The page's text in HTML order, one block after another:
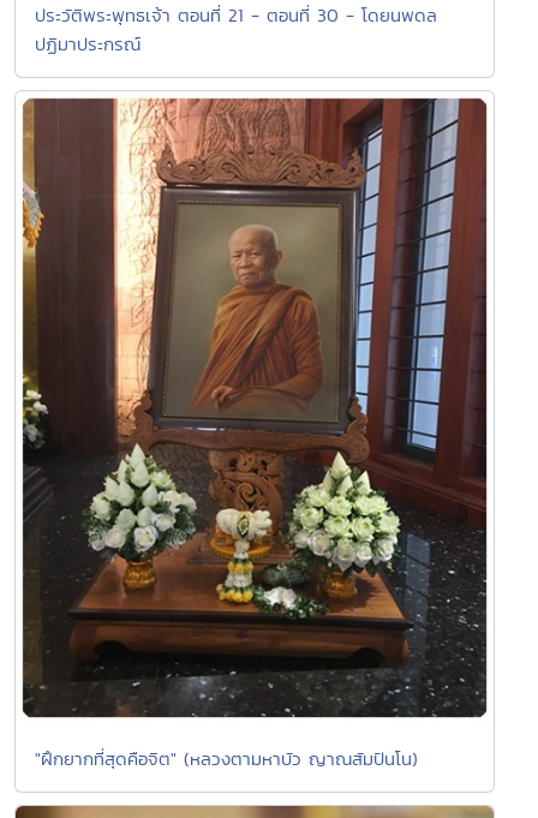
ประวัติพระพุทธเจ้า ตอนที่ 21 - ตอนที่ 30 - โดยนพดล
ปฏิมาประกรณ์
"ฝึกยากที่สุดคือจิต" (หลวงตามหาบัว ญาณสัมปันโน)